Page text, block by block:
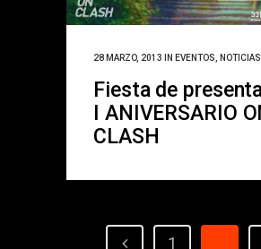
28 MARZO, 2013 IN EVENTOS NOTICIAS
Fiesta de
I ANIVERSARIO
CLASH
1